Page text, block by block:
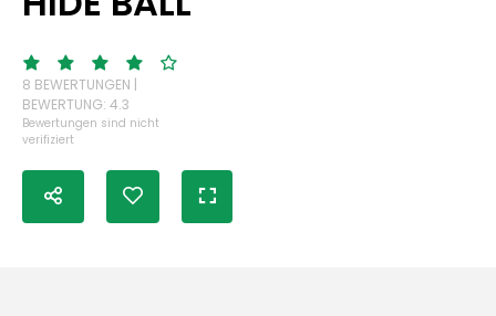
8 BEWERTUNGEN |
BEWERTUNG: 4.3
Bewertungen sind nicht
verifiziert